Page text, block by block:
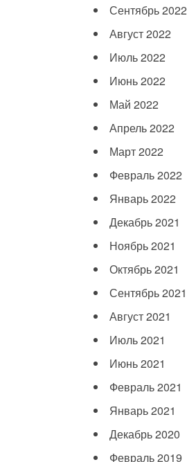
Сентябрь 2022
Август 2022
Июль 2022
Июнь 2022
Май 2022
Апрель 2022
Март 2022
Февраль 2022
Январь 2022
Декабрь 2021
Ноябрь 2021
Октябрь 2021
Сентябрь 2021
Август 2021
Июль 2021
Июнь 2021
Февраль 2021
Январь 2021
Декабрь 2020
Февраль 2019